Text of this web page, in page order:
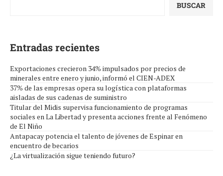
BUSCAR
Entradas recientes
Exportaciones crecieron 34% impulsados por precios de
minerales entre enero y junio, informó el CIEN-ADEX
37% de las empresas opera su logística con plataformas
aisladas de sus cadenas de suministro
Titular del Midis supervisa funcionamiento de programas
sociales en La Libertad y presenta acciones frente al Fenómeno
de El Niño
Antapacay potencia el talento de jóvenes de Espinar en
encuentro de becarios
¿La virtualización sigue teniendo futuro?